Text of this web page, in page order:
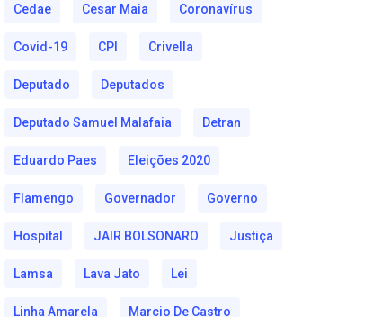
Cedae Cesar Maia Coronavírus
Covid-19 CPI Crivella
Deputado Deputados
Deputado Samuel Malafaia Detran
Eduardo Paes Eleições 2020
Flamengo Governador Governo
Hospital JAIR BOLSONARO Justiça
Lamsa Lava Jato Lei
Linha Amarela Marcio De Castro